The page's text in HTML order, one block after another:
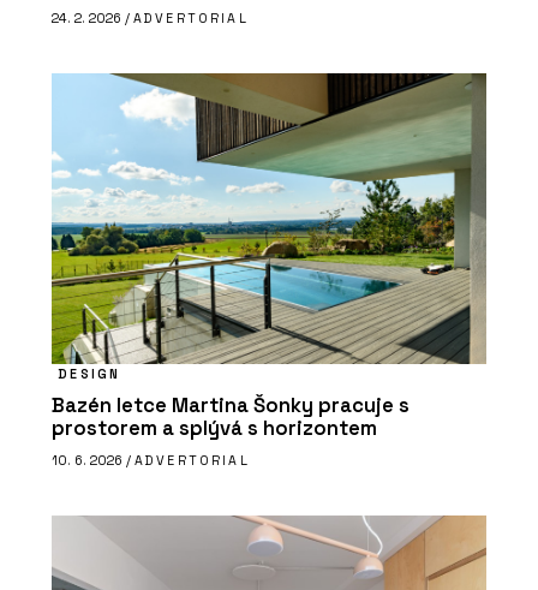
24. 2. 2026 / ADVERTORIAL
DESIGN
Bazén letce Martina Šonky pracuje s
prostorem a splývá s horizontem
10. 6. 2026 / ADVERTORIAL